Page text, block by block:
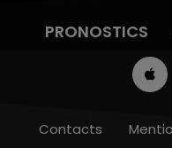
PRONOSTICS
Contacts